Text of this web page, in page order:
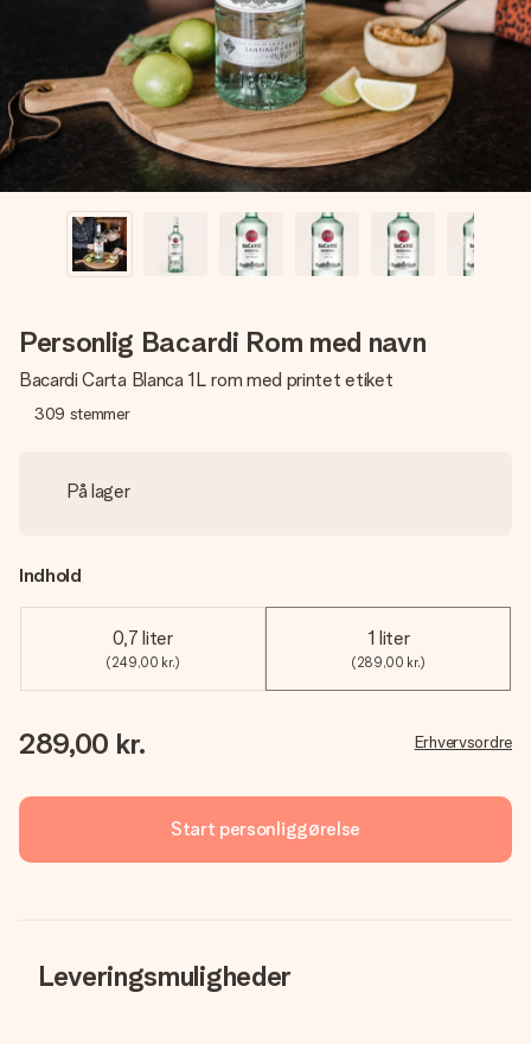
billede af dig eller en besked, der går lige i hendes hjerte.
Intet besvær men udelukkende en masse kærlighed i
øjeblikket.
Personlig Bacardi Rom med navn
Bacardi Carta Blanca 1L rom med printet etiket
309 stemmer
På lager
Indhold
0,7 liter
(249,00 kr.)
1 liter
(289,00 kr.)
289,00 kr. Erhvervsordre
Start personliggørelse
Leveringsmuligheder